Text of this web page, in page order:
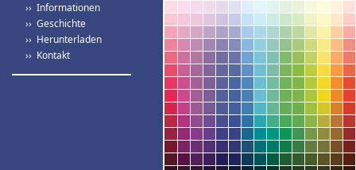
›› Informationen
›› Geschichte
›› Herunterladen
›› Kontakt